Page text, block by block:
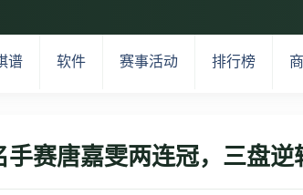
谱 软件 赛事活动 排行榜
手赛唐嘉雯两连冠，三盘